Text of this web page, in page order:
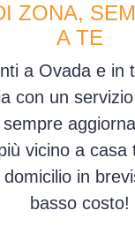
ZONA,
A TE
a Ovada e in
con un
sempre
vicino a casa
in
basso costo!